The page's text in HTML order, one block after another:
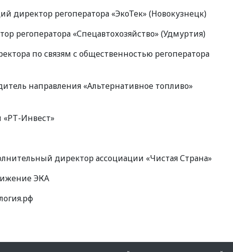
директор регоператора «ЭкоТек» (Новокузнецк)
регоператора «Спецавтохозяйство» (Удмуртия)
по связям с общественностью регоператора
направления «Альтернативное топливо»
«РТ-Инвест»
директор ассоциации «Чистая Страна»
ЭКА